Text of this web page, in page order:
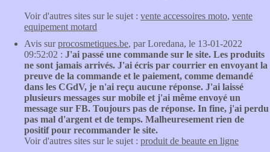
Voir d'autres sites sur le sujet : vente accessoires moto, vente
equipement motard
Avis surprocosmetiques.be, par Loredana, le 13-01-2022
09:52:02 : J'ai passé une commande sur le site. Les produits
ne sont jamais arrivés. J'ai écris par courrier en envoyant la
preuve de la commande et le paiement, comme demandé
dans les CGdV, je n'ai reçu aucune réponse. J'ai laissé
plusieurs messages sur mobile et j'ai même envoyé un
message sur FB. Toujours pas de réponse. In fine, j'ai perdu
pas mal d'argent et de temps. Malheuresement rien de
positif pour recommander le site.
Voir d'autres sites sur le sujet : produit de beaute en ligne